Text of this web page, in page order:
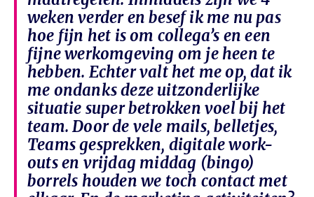
weken verder en besef ik me nu pas
hoe fijn het is om collega’s en een
fijne werkomgeving om je heen te
hebben. Echter valt het me op, dat ik
me ondanks deze uitzonderlijke
situatie super betrokken voel bij het
team. Door de vele mails, belletjes,
Teams gesprekken, digitale work-
outs en vrijdag middag (bingo)
borrels houden we toch contact met